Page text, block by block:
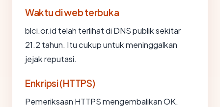
Waktu di web terbuka
blci.or.id telah terlihat di DNS publik sekitar
21.2 tahun. Itu cukup untuk meninggalkan
jejak reputasi.
Enkripsi (HTTPS)
Pemeriksaan HTTPS mengembalikan OK.